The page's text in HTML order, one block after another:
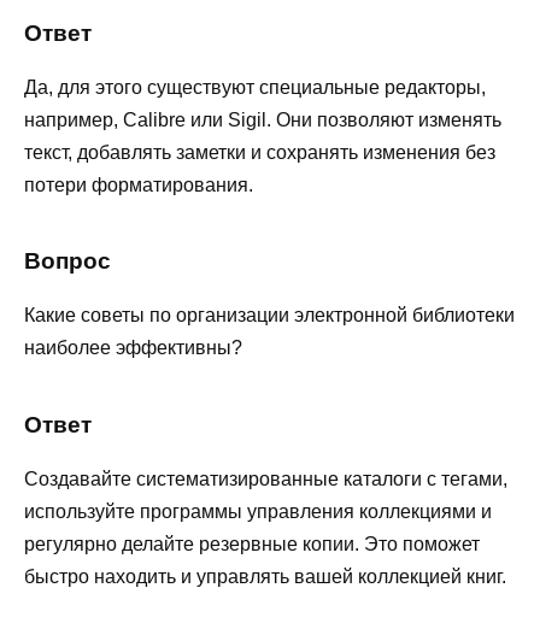
Ответ
Да, для этого существуют специальные редакторы,
например, Calibre или Sigil. Они позволяют изменять
текст, добавлять заметки и сохранять изменения без
потери форматирования.
Вопрос
Какие советы по организации электронной библиотеки
наиболее эффективны?
Ответ
Создавайте систематизированные каталоги с тегами,
используйте программы управления коллекциями и
регулярно делайте резервные копии. Это поможет
быстро находить и управлять вашей коллекцией книг.